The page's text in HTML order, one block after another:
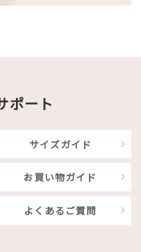
ポート
サイズガイド
お買い物ガイド
よくあるご質問